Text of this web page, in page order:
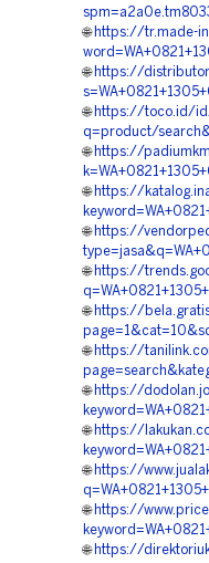
🌐 https://tr.made-
🌐 https://
🌐 https://toco.id/
q=product/
🌐 https://
🌐 https://
🌐 https://
🌐 https://
🌐 https://
🌐 https://
🌐 https://
🌐 https://
🌐 https://
🌐 https://
🌐 https://